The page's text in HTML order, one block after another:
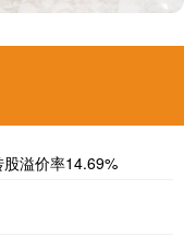
溢价率14.69%